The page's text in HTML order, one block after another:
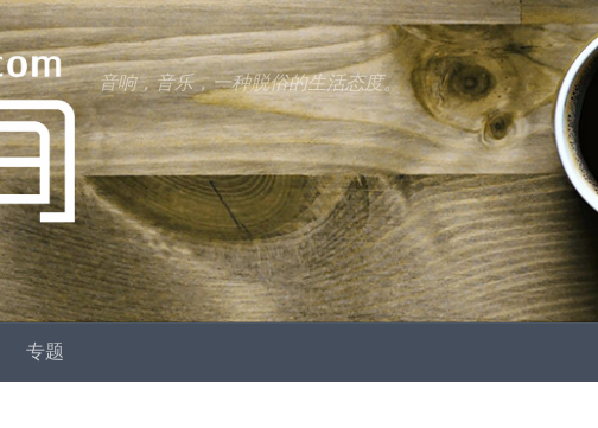
音响，音乐，一种脱俗的生活态度。
专题